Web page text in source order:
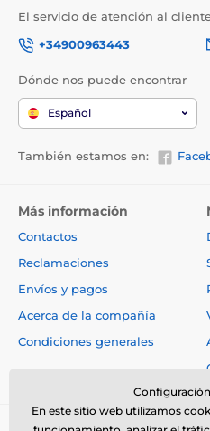
El servicio de atención al
+34900963443
Dónde nos puede encontrar
Español
También estamos en:
Más información
Contactos
Reclamaciones
Envíos y pagos
Acerca de la compañía
Condiciones generales
En este sitio web utilizamos